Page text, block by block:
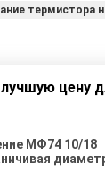
термистора
цену
МФ74 10/18